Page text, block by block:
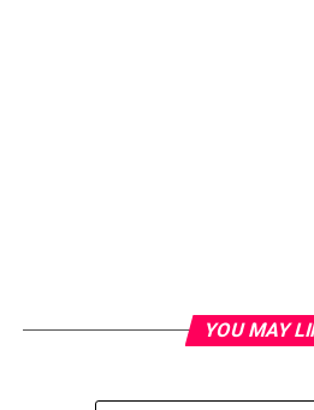
YOU MAY